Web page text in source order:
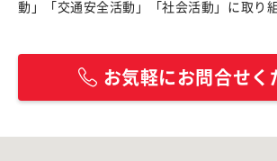
動」「交通安全活動」「社会活動」に取り
お気軽にお問合せく